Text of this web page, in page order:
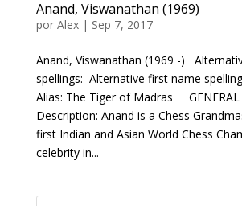
Anand, Viswanathan (1969)
por Alex| Sep 7, 2017
Anand, Viswanathan (1969 -)
spellings: Alternative first name
Alias: The Tiger of Madras GENERAL
Description: Anand is a Chess
first Indian and Asian World Chess
celebrity in...